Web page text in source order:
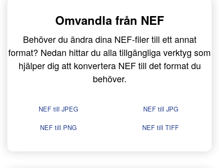
Omvandla från NEF
Behöver du ändra dina NEF-filer till ett annat
format? Nedan hittar du alla tillgängliga verktyg som
hjälper dig att konvertera NEF till det format du
behöver.
NEF till JPEG
NEF till JPG
NEF till PNG
NEF till TIFF